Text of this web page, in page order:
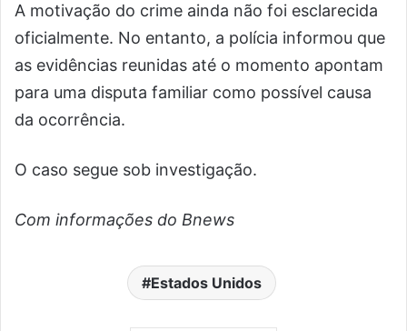
A motivação do crime ainda não foi esclarecida
oficialmente. No entanto, a polícia informou que
as evidências reunidas até o momento apontam
para uma disputa familiar como possível causa
da ocorrência.
O caso segue sob investigação.
Com informações do Bnews
Estados Unidos